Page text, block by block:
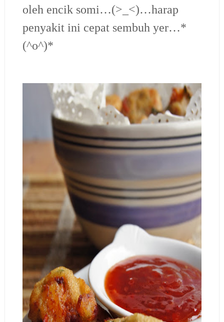
oleh encik somi…(>_<)…harap
penyakit ini cepat sembuh yer…*
(^o^)*